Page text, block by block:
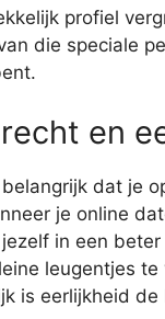
profiel
die speciale
en
dat je
je online
in een
leugentjes te
is eerlijkheid de